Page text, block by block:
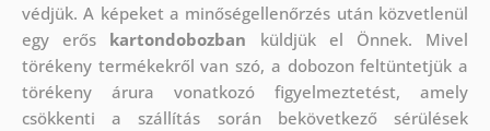
védjük.A képeket a minőségellenőrzés után közvetlenül
egy erős kartondobozban küldjük el Önnek. Mivel
törékeny termékekről van szó, a dobozon feltüntetjük a
törékeny árura vonatkozó figyelmeztetést, amely
csökkenti a szállítás során bekövetkező sérülések